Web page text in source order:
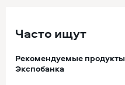
Часто ищут
Рекомендуемые продукты
Экспобанка